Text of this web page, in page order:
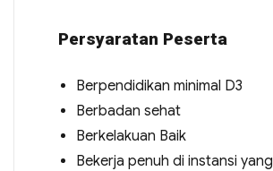
Persyaratan Peserta
Berpendidikan minimal D3
Berbadan sehat
Berkelakuan Baik
Bekerja penuh di instansi yang